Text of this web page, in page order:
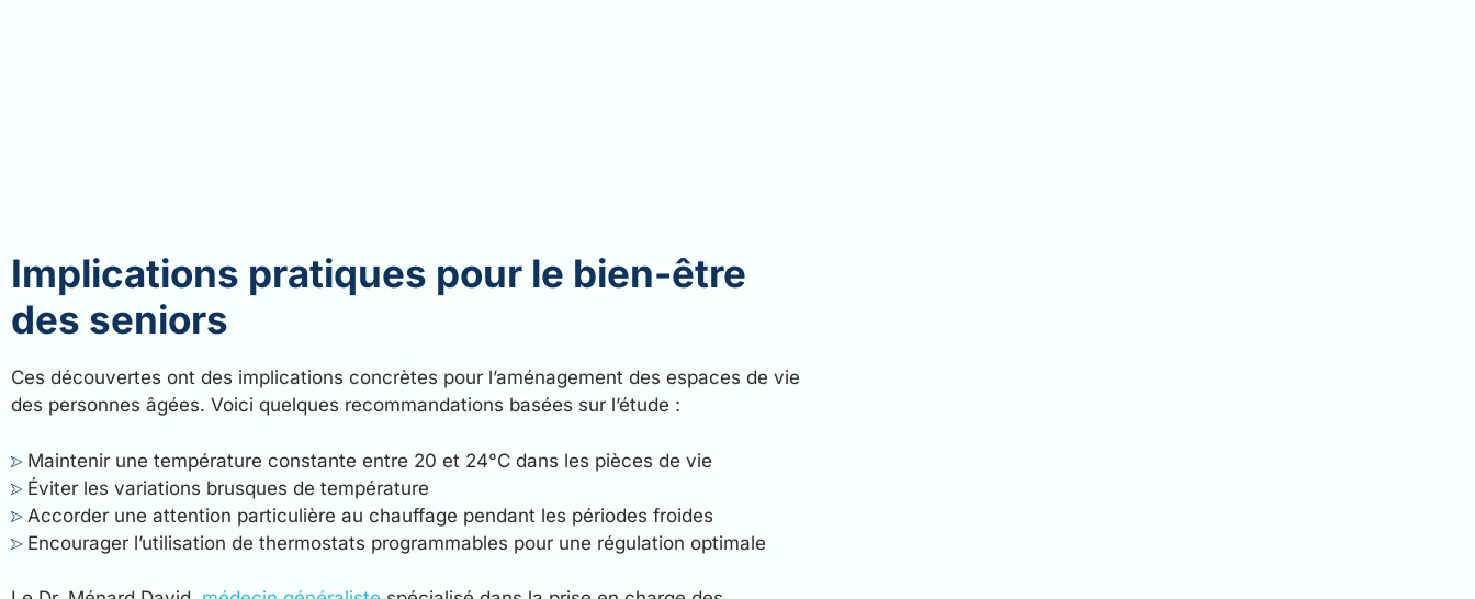
Implications pratiques pour le bien-être
des seniors
Ces découvertes ont des implications concrètes pour l’aménagement des espaces de vie
des personnes âgées. Voici quelques recommandations basées sur l’étude :
Maintenir une température constante entre 20 et 24°C dans les pièces de vie
Éviter les variations brusques de température
Accorder une attention particulière au chauffage pendant les périodes froides
Encourager l’utilisation de thermostats programmables pour une régulation optimale